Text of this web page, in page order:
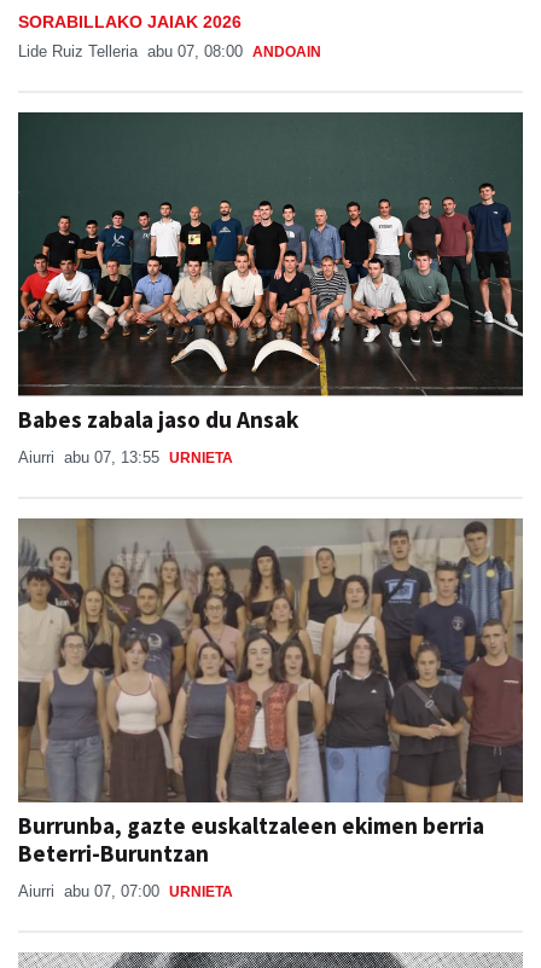
SORABILLAKO JAIAK 2026
Lide Ruiz Telleria abu 07, 08:00 ANDOAIN
Babes zabala jaso du Ansak
Aiurri abu 07, 13:55 URNIETA
Burrunba, gazte euskaltzaleen ekimen berria
Beterri-Buruntzan
Aiurri abu 07, 07:00 URNIETA